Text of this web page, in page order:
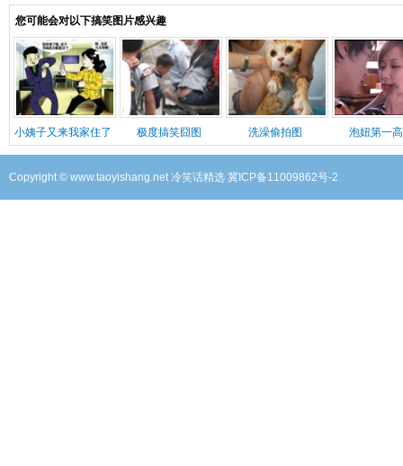
您可能会对以下搞笑图片感兴趣
小姨子又来我家住了 极度搞笑囧图 洗澡偷拍图 泡妞第一
Copyright © www.taoyishang.net冷笑话精选 冀ICP备11009862号-2